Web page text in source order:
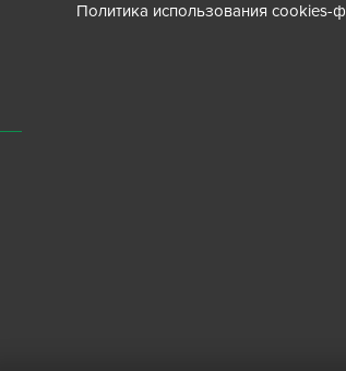
Политика использования cookies-